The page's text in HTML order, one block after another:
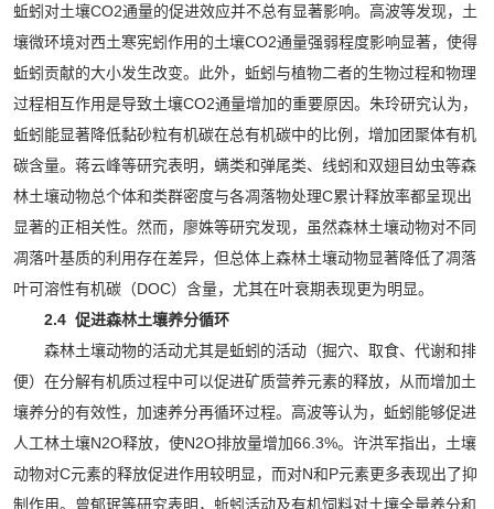
蚯蚓对土壤CO2通量的促进效应并不总有显著影响。高波等发现，土
壤微环境对西土寒宪蚓作用的土壤CO2通量强弱程度影响显著，使得
蚯蚓贡献的大小发生改变。此外，蚯蚓与植物二者的生物过程和物理
过程相互作用是导致土壤CO2通量增加的重要原因。朱玲研究认为，
蚯蚓能显著降低黏砂粒有机碳在总有机碳中的比例，增加团聚体有机
碳含量。蒋云峰等研究表明，螨类和弹尾类、线蚓和双翅目幼虫等森
林土壤动物总个体和类群密度与各凋落物处理C累计释放率都呈现出
显著的正相关性。然而，廖姝等研究发现，虽然森林土壤动物对不同
凋落叶基质的利用存在差异，但总体上森林土壤动物显著降低了凋落
叶可溶性有机碳（DOC）含量，尤其在叶衰期表现更为明显。
2.4 促进森林土壤养分循环
森林土壤动物的活动尤其是蚯蚓的活动（掘穴、取食、代谢和排
便）在分解有机质过程中可以促进矿质营养元素的释放，从而增加土
壤养分的有效性，加速养分再循环过程。高波等认为，蚯蚓能够促进
人工林土壤N2O释放，使N2O排放量增加66.3%。许洪军指出，土壤
动物对C元素的释放促进作用较明显，而对N和P元素更多表现出了抑
制作用。曾郁珉等研究表明，蚯蚓活动及有机饲料对土壤全量养分和